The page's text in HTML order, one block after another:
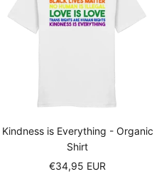
Kindness is Everything - Organic
Shirt
Angebotspreis
€34,95 EUR